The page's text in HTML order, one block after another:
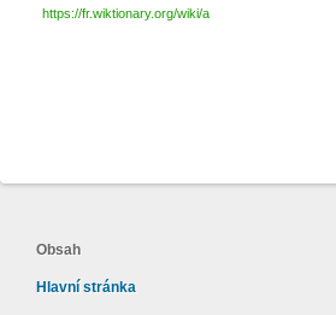
https://fr.wiktionary.org/wiki/a
Obsah
Hlavní stránka